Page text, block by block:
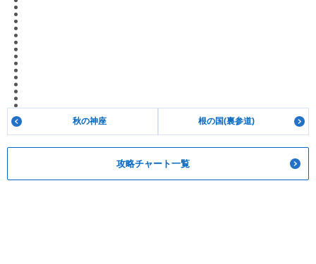
秋の神座 根の国(裏参道)
攻略チャート一覧